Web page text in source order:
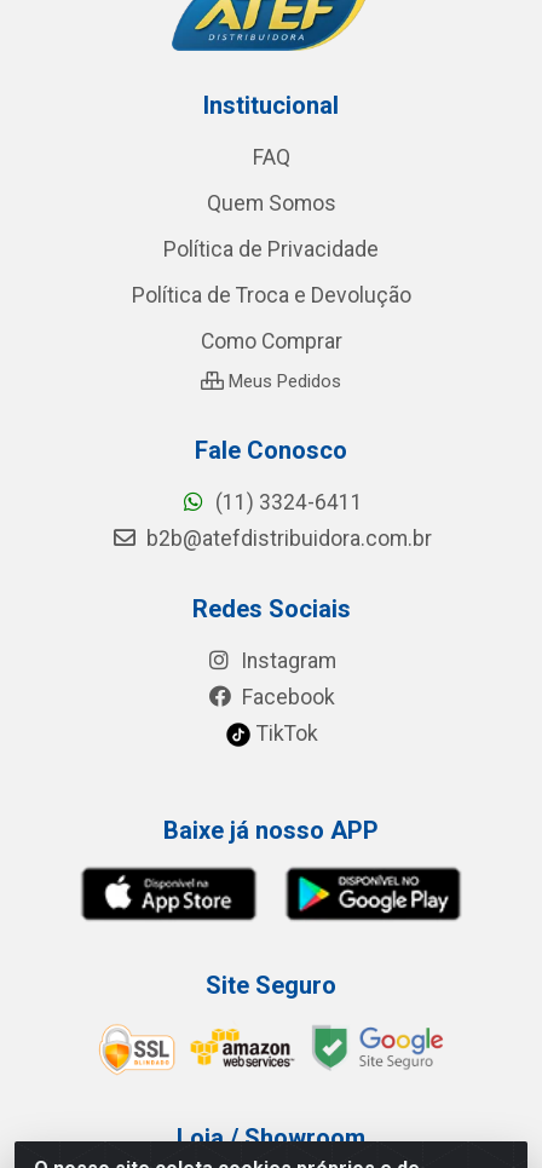
Institucional
FAQ
Quem Somos
Política de Privacidade
Política de Troca e Devolução
Como Comprar
Meus Pedidos
Fale Conosco
(11) 3324-6411
b2b@atefdistribuidora.com.br
Redes Sociais
Instagram
Facebook
TikTok
Baixe já nosso APP
Site Seguro
Loja / Showroom